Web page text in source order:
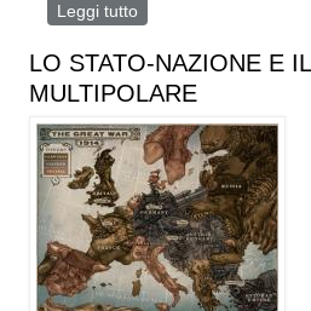
Leggi tutto
LO STATO-NAZIONE E
MULTIPOLARE